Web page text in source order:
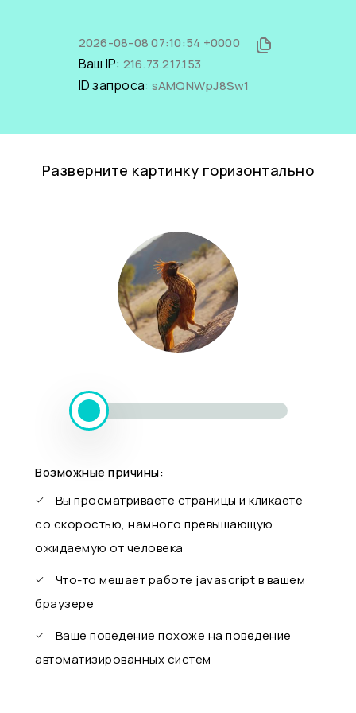
2026-08-08 07:10:54 +0000
Ваш IP: 216.73.217.153
ID запроса: sAMQNWpJ8Sw1
Разверните картинку горизонтально
Возможные причины:
Вы просматриваете страницы и кликаете
со скоростью, намного превышающую
ожидаемую от человека
Что-то мешает работе javascript в вашем
браузере
Ваше поведение похоже на поведение
автоматизированных систем